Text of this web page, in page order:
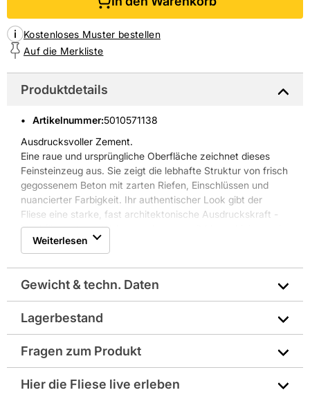
Kostenloses Muster bestellen
Auf die Merkliste
Produktdetails
Artikelnummer:5010571138
Ausdrucksvoller Zement.
Eine raue und ursprüngliche Oberfläche zeichnet dieses
Feinsteinzeug aus. Sie zeigt die lebhafte Struktur von frisch
gegossenem Beton mit zarten Riefen, Einschlüssen und
nuancierter Farbigkeit. Ihr authentischer Look gibt der
Fliese eine starke, fast architektonische Ausdruckskraft -
ideal für moderne Wohnumgebungen mit klaren Linien und
schnörkellosem Design in Weiß, Glas, Holz. Envie eignet
sich für alle Räume und Anwendungen. Passende Formteile
und Dekorelemente runden die Serie ab.
Weiterlesen
Gewicht & techn. Daten
Art: Uni
Breite in mm: 600
Farbe: schwarz
Lagerbestand
Fragen zum Produkt
Sie haben Fragen zu diesem Produkt? Nutzen Sie den
Hier die Fliese live erleben